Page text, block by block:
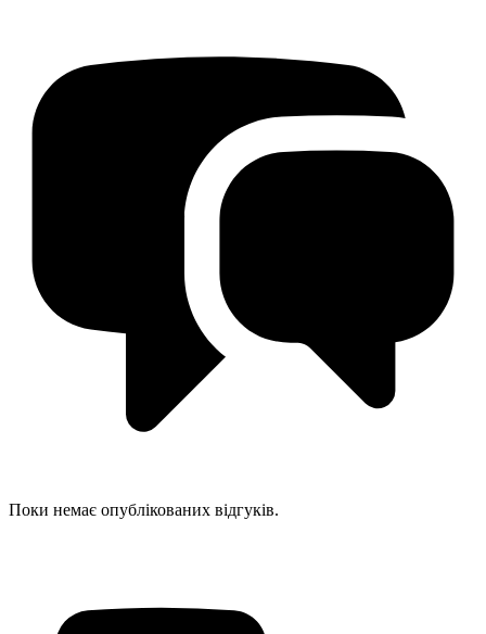
Поки немає опублікованих відгуків.